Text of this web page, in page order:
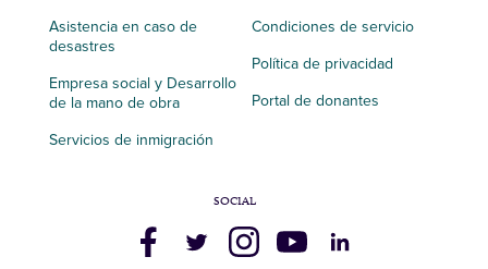
Asistencia en caso de
desastres
Empresa social y Desarrollo
de la mano de obra
Servicios de inmigración
Condiciones de servicio
Política de privacidad
Portal de donantes
SOCIAL